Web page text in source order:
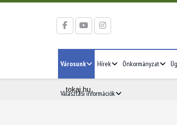
Városunk Hírek Önkormányzat
Választási információk
tokaj.hu